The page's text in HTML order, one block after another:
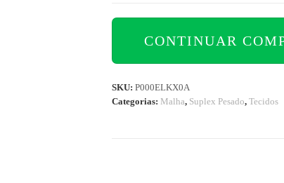
CONTINUAR
SKU:P000ELKX0A
Categorias: Malha, Suplex Pesado,Tecidos